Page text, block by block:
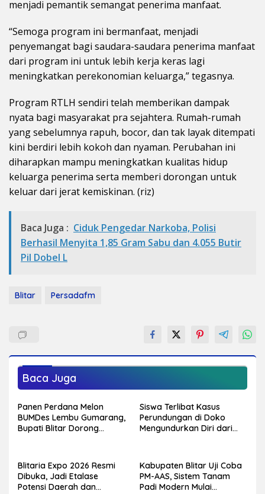
menjadi pemantik semangat penerima manfaat.
“Semoga program ini bermanfaat, menjadi
penyemangat bagi saudara-saudara penerima manfaat
dari program ini untuk lebih kerja keras lagi
meningkatkan perekonomian keluarga,” tegasnya.
Program RTLH sendiri telah memberikan dampak
nyata bagi masyarakat pra sejahtera. Rumah-rumah
yang sebelumnya rapuh, bocor, dan tak layak ditempati
kini berdiri lebih kokoh dan nyaman. Perubahan ini
diharapkan mampu meningkatkan kualitas hidup
keluarga penerima serta memberi dorongan untuk
keluar dari jerat kemiskinan. (riz)
Baca Juga : Ciduk Pengedar Narkoba, Polisi
Berhasil Menyita 1,85 Gram Sabu dan 4.055 Butir
Pil Dobel L
Blitar Persadafm
Baca Juga
Panen Perdana Melon
BUMDes Lembu Gumarang,
Bupati Blitar Dorong
Siswa Terlibat Kasus
Perundungan di Doko
Mengundurkan Diri dari
Sebelumnya
Blitaria Expo 2026 Resmi
Dibuka, Jadi Etalase
Potensi Daerah dan
Kabupaten Blitar Uji Coba
PM-AAS, Sistem Tanam
Padi Modern Mulai